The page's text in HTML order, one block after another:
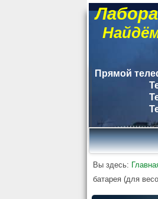
Прямой
Вы здесь:
батарея (для